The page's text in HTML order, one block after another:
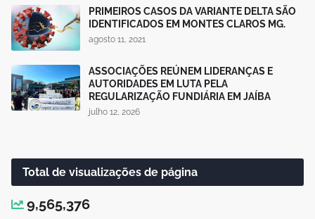
PRIMEIROS CASOS DA VARIANTE DELTA SÃO
IDENTIFICADOS EM MONTES CLAROS MG.
agosto 11, 2021
ASSOCIAÇÕES REÚNEM LIDERANÇAS E
AUTORIDADES EM LUTA PELA
REGULARIZAÇÃO FUNDIÁRIA EM JAÍBA
julho 12, 2026
Total de visualizações de página
9,565,376